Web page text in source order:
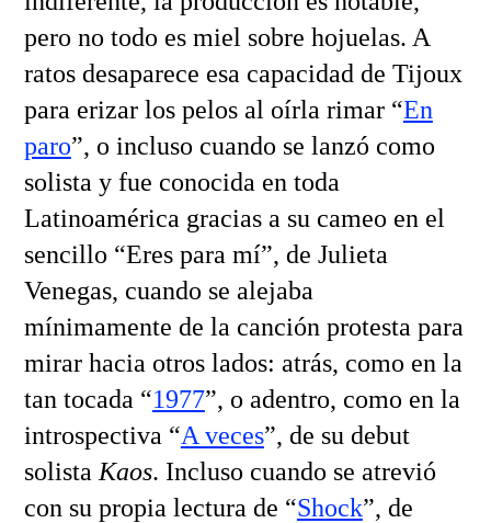
pero no todo es miel sobre hojuelas. A
ratos desaparece esa capacidad de Tijoux
para erizar los pelos al oírla rimar “En
paro”, o incluso cuando se lanzó como
solista y fue conocida en toda
Latinoamérica gracias a su cameo en el
sencillo “Eres para mí”, de Julieta
Venegas, cuando se alejaba
mínimamente de la canción protesta para
mirar hacia otros lados: atrás, como en la
tan tocada “1977”, o adentro, como en la
introspectiva “A veces”, de su debut
solista Kaos. Incluso cuando se atrevió
con su propia lectura de “Shock”, de